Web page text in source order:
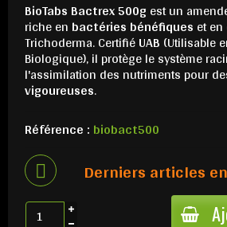
BioTabs Bactrex 500g est un
riche en bactéries bénéfiques et
Trichoderma. CertifiéUAB (Utilisable
Biologique), il protège le système
l'assimilation des nutriments pour
vigoureuses.
Référence : biobact500
Derniers articles